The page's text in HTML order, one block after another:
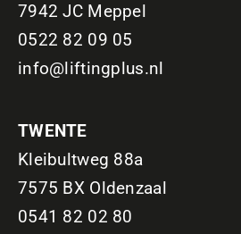
7942 JC Meppel
0522 82 09 05
info@liftingplus.nl
TWENTE
Kleibultweg 88a
7575 BX Oldenzaal
0541 82 02 80